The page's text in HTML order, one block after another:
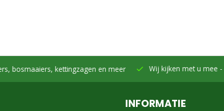
kettingzagen en meer Wij kijken met u mee -
INFORMATIE